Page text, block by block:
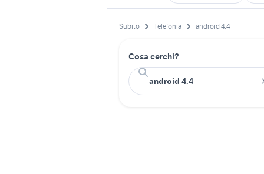
Subito Telefonia android 4.4
Cosa cerchi?